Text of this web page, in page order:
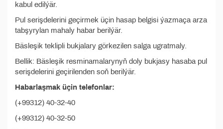
kabul edilýär.
Pul serişdelerini geçirmek üçin hasap belgisi ýazmaça arza
tabşyrylan mahaly habar berilýär.
Bäsleşik teklipli bukjalary görkezilen salga ugratmaly.
Bellik: Bäsleşik resminamalarynyň doly bukjasy hasaba pul
serişdelerini geçirilenden soň berilýär.
Habarlaşmak üçin telefonlar:
(+99312) 40-32-40
(+99312) 40-32-50